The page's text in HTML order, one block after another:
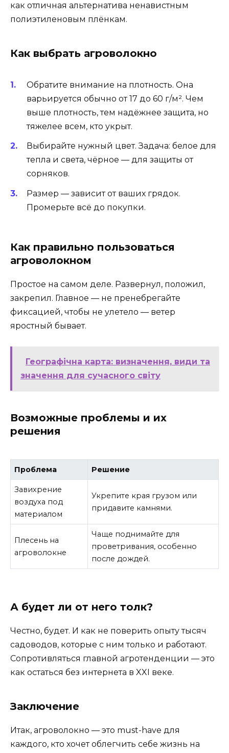
как отличная альтернатива ненавистным
полиэтиленовым плёнкам.
Как выбрать агроволокно
Обратите внимание на плотность. Она
варьируется обычно от 17 до 60 г/м². Чем
выше плотность, тем надёжнее защита, но
тяжелее всем, кто укрыт.
Выбирайте нужный цвет. Задача: белое для
тепла и света, чёрное — для защиты от
сорняков.
Размер — зависит от ваших грядок.
Промерьте всё до покупки.
Как правильно пользоваться
агроволокном
Простое на самом деле. Развернул, положил,
закрепил. Главное — не пренебрегайте
фиксацией, чтобы не улетело — ветер
яростный бывает.
Географічна карта: визначення, види та
значення для сучасного світу
Возможные проблемы и их
решения
Проблема Решение
Завихрение
воздуха под
материалом
Укрепите края грузом или
придавите камнями.
Плесень на
агроволокне
Чаще поднимайте для
проветривания, особенно
после дождей.
А будет ли от него толк?
Честно, будет. И как не поверить опыту тысяч
садоводов, которые с ним только и работают.
Сопротивляться главной агротенденции — это
как остаться без интернета в XXI веке.
Заключение
Итак, агроволокно — это must-have для
каждого, кто хочет облегчить себе жизнь на